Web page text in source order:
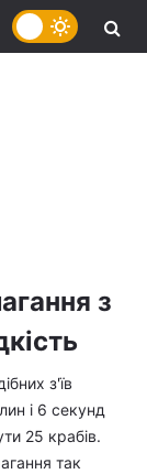
з
з'їв
і 6 секунд
25 крабів.
так